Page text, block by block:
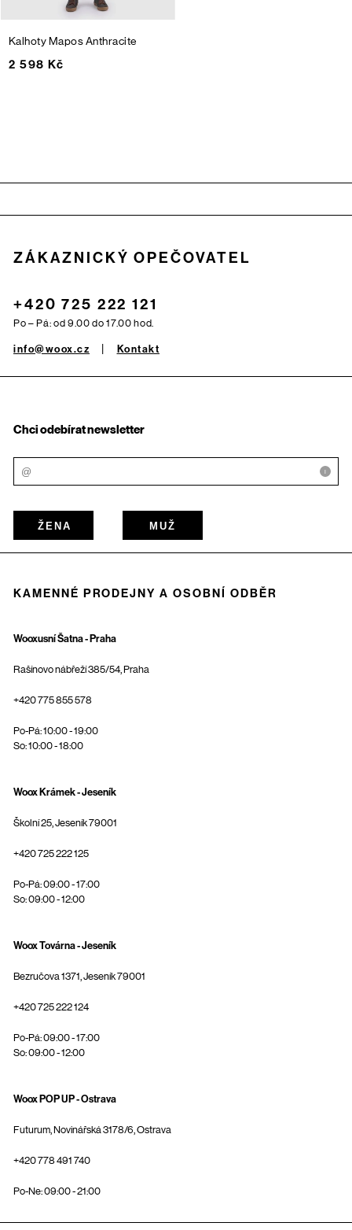
Kalhoty MaposAnthracite
2 598 Kč
ZÁKAZNICKÝ OPEČOVATEL
+420 725 222 121
Po – Pá: od 9.00 do 17.00 hod.
info@woox.cz Kontakt
Chci odebírat newsletter
i
ŽENA MUŽ
KAMENNÉ PRODEJNY A OSOBNÍ ODBĚR
Wooxusní Šatna - Praha
Rašínovo nábřeží 385/54, Praha
+420 775 855 578
Po-Pá: 10:00 - 19:00
So: 10:00 - 18:00
Woox Krámek - Jeseník
Školní 25, Jeseník 79001
+420 725 222 125
Po-Pá: 09:00 - 17:00
So: 09:00 - 12:00
Woox Továrna - Jeseník
Bezručova 1371, Jeseník 79001
+420 725 222 124
Po-Pá: 09:00 - 17:00
So: 09:00 - 12:00
Woox POP UP - Ostrava
Futurum, Novinářská 3178/6, Ostrava
+420 778 491 740
Po-Ne: 09:00 - 21:00